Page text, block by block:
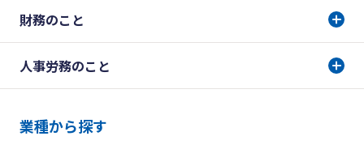
財務のこと
人事労務のこと
業種から探す